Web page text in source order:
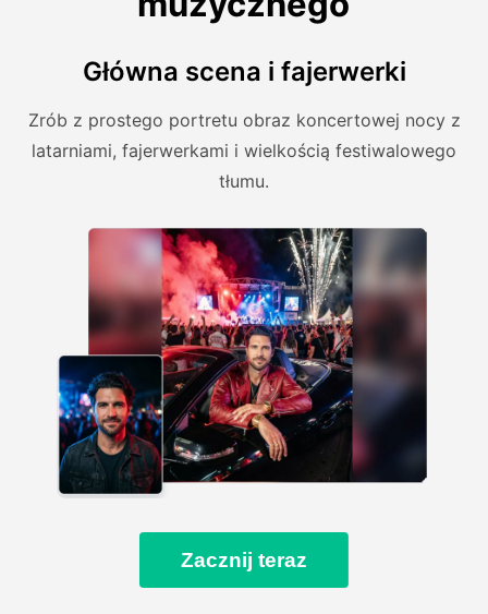
Główna scena i fajerwerki
Zrób z prostego portretu obraz koncertowej nocy z
latarniami, fajerwerkami i wielkością festiwalowego
tłumu.
Zacznij teraz